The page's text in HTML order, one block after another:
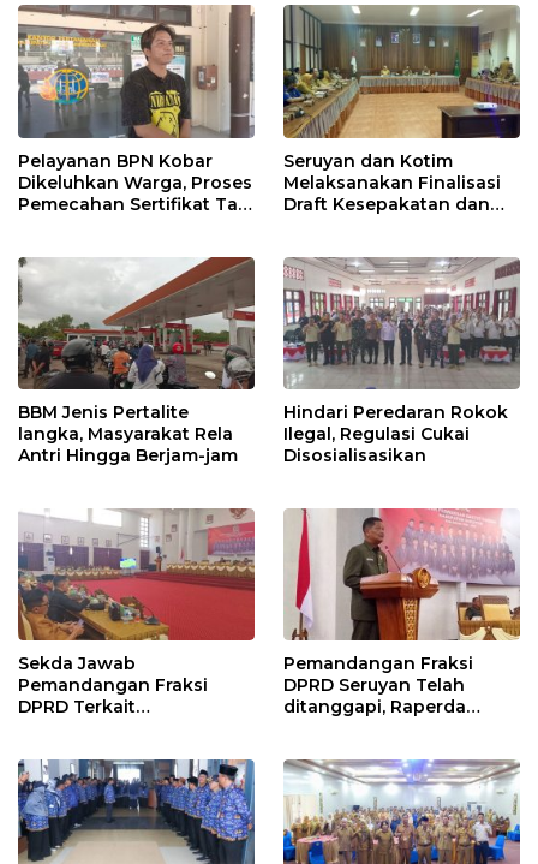
Pelayanan BPN Kobar
Dikeluhkan Warga, Proses
Pemecahan Sertifikat Tak
Seruyan dan Kotim
Melaksanakan Finalisasi
Draft Kesepakatan dan
BBM Jenis Pertalite
langka, Masyarakat Rela
Antri Hingga Berjam-jam
Hindari Peredaran Rokok
Ilegal, Regulasi Cukai
Disosialisasikan
Sekda Jawab
Pemandangan Fraksi
DPRD Terkait
2024
Pemandangan Fraksi
DPRD Seruyan Telah
ditanggapi, Raperda